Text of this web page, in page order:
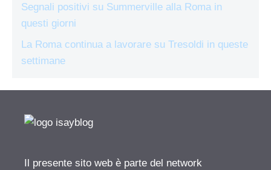
Segnali positivi su Summerville alla Roma in
questi giorni
La Roma continua a lavorare su Tresoldi in queste
settimane
Il presente sito web è parte del network